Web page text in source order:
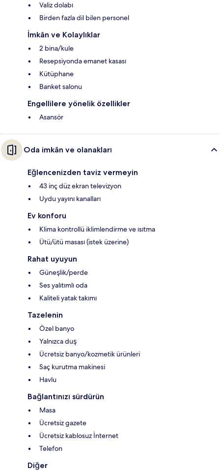
Valiz dolabı
Birden fazla dil bilen personel
İmkân ve Kolaylıklar
2 bina/kule
Resepsiyonda emanet kasası
Kütüphane
Banket salonu
Engellilere yönelik özellikler
Asansör
Oda imkân ve olanakları
Eğlencenizden taviz vermeyin
43 inç düz ekran televizyon
Uydu yayını kanalları
Ev konforu
Klima kontrollü iklimlendirme ve ısıtma
Ütü/ütü masası (istek üzerine)
Rahat uyuyun
Güneşlik/perde
Ses yalıtımlı oda
Kaliteli yatak takımı
Tazelenin
Özel banyo
Yalnızca duş
Ücretsiz banyo/kozmetik ürünleri
Saç kurutma makinesi
Havlu
Bağlantınızı sürdürün
Masa
Ücretsiz gazete
Ücretsiz kablosuz İnternet
Telefon
Diğer